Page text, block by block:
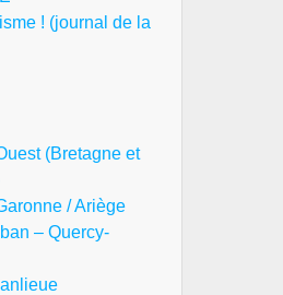
! (journal de la
(Bretagne et
/ Ariège
– Quercy-